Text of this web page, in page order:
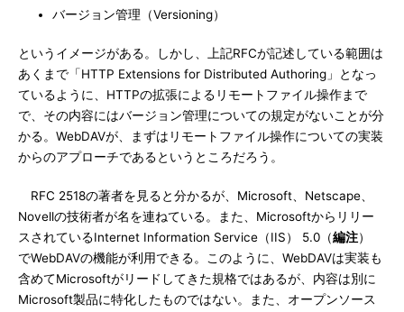
バージョン管理（Versioning）
というイメージがある。しかし、上記RFCが記述している範囲は
あくまで「HTTP Extensions for Distributed Authoring」となっ
ているように、HTTPの拡張によるリモートファイル操作まで
で、その内容にはバージョン管理についての規定がないことが分
かる。WebDAVが、まずはリモートファイル操作についての実装
からのアプローチであるというところだろう。
RFC 2518の著者を見ると分かるが、Microsoft、Netscape、
Novellの技術者が名を連ねている。また、Microsoftからリリー
スされているInternet Information Service（IIS） 5.0（編注）
でWebDAVの機能が利用できる。このように、WebDAVは実装も
含めてMicrosoftがリードしてきた規格ではあるが、内容は別に
Microsoft製品に特化したものではない。また、オープンソース